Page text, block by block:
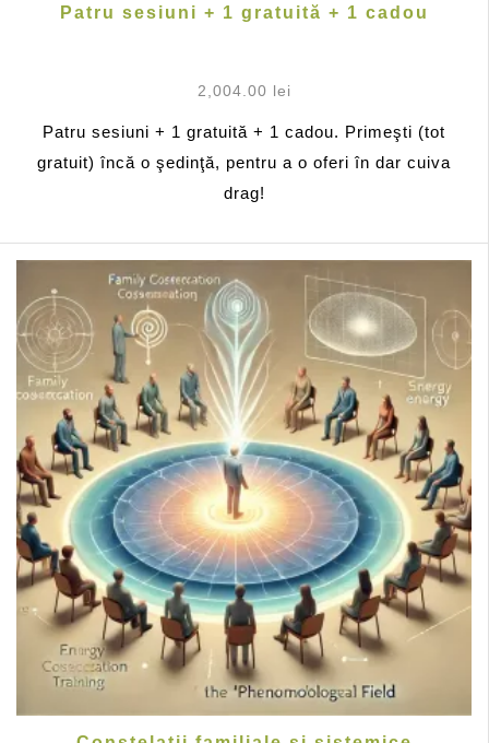
Patru sesiuni + 1 gratuită + 1 cadou
2,004.00 lei
Patru sesiuni + 1 gratuită + 1 cadou. Primeşti (tot
gratuit) încă o şedinţă, pentru a o oferi în dar cuiva
drag!